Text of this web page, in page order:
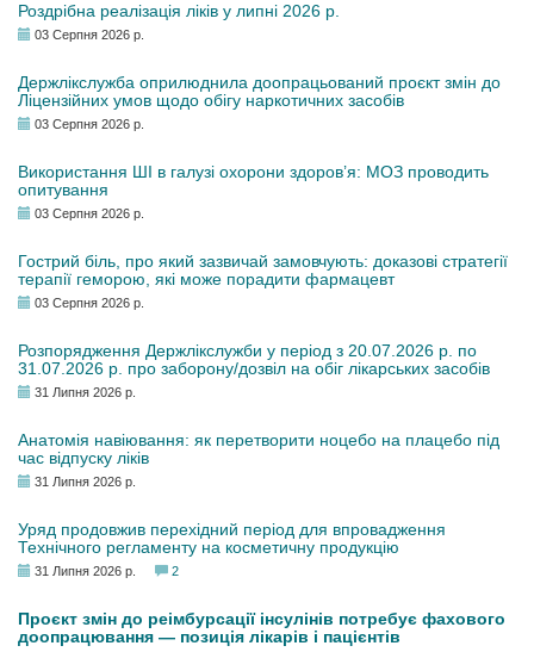
Роздрібна реалізація ліків у липні 2026 р.
03 Серпня 2026 р.
Держлікслужба оприлюднила доопрацьований проєкт змін до
Ліцензійних умов щодо обігу наркотичних засобів
03 Серпня 2026 р.
Використання ШІ в галузі охорони здоров’я: МОЗ проводить
опитування
03 Серпня 2026 р.
Гострий біль, про який зазвичай замовчують: доказові стратегії
терапії геморою, які може порадити фармацевт
03 Серпня 2026 р.
Розпорядження Держлікслужби у період з 20.07.2026 р. по
31.07.2026 р. про заборону/дозвіл на обіг лікарських засобів
31 Липня 2026 р.
Анатомія навіювання: як перетворити ноцебо на плацебо під
час відпуску ліків
31 Липня 2026 р.
Уряд продовжив перехідний період для впровадження
Технічного регламенту на косметичну продукцію
31 Липня 2026 р. 2
Проєкт змін до реімбурсації інсулінів потребує фахового
доопрацювання — позиція лікарів і пацієнтів